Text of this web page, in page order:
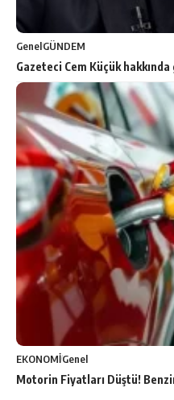
GenelGÜNDEM
Gazeteci Cem Küçük hakkında
EKONOMİGenel
Motorin Fiyatları Düştü!